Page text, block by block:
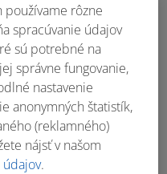
používame rôzne
spracúvanie údajov
sú potrebné na
správne fungovanie,
nastavenie
anonymných štatistík,
(reklamného)
nájsť v našom
údajov.